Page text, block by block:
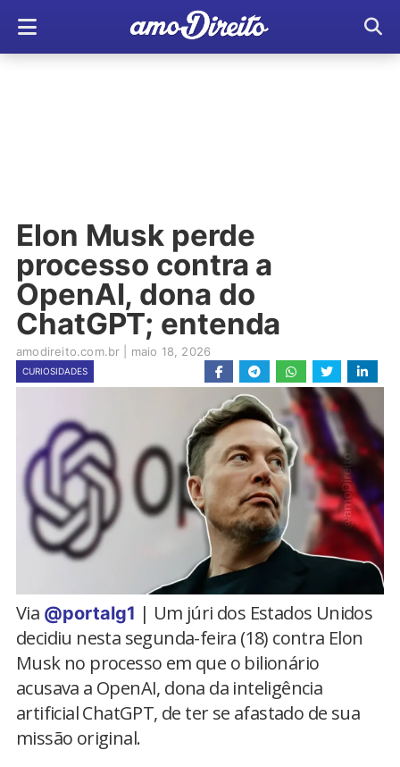
Elon Musk perde
processo contra a
OpenAI, dona do
ChatGPT; entenda
amodireito.com.br maio 18, 2026
CURIOSIDADES
Via @portalg1 | Um júri dos Estados Unidos
decidiu nesta segunda-feira (18) contra Elon
Musk no processo em que o bilionário
acusava a OpenAI, dona da inteligência
artificial ChatGPT, de ter se afastado de sua
missão original.